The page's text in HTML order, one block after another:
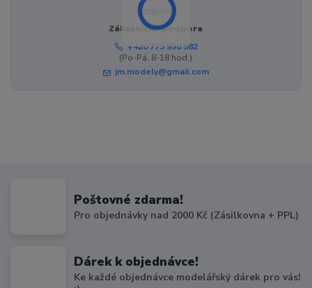
Zákaznická podpora
+420 773 998 582
(Po-Pá, 8-18 hod.)
jm.modely@gmail.com
Poštovné zdarma!
Pro objednávky nad 2000 Kč (Zásilkovna + PPL)
Dárek k objednávce!
Ke každé objednávce modelářský dárek pro vás!